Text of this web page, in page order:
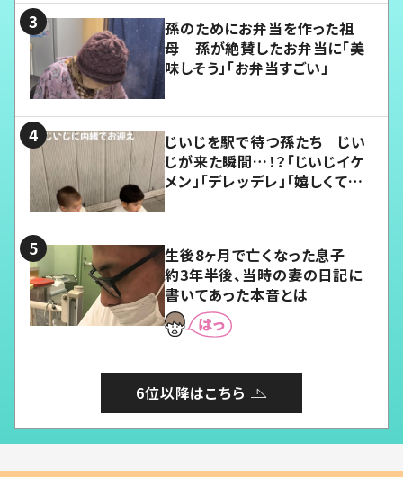
孫のためにお弁当を作った祖
母 孫が絶賛したお弁当に「美
味しそう」「お弁当すごい」
じいじを駅で待つ孫たち じい
じが来た瞬間…！？「じいじイケ
メン」「デレッデレ」「嬉しくて可
生後8ヶ月で亡くなった息子
約3年半後、当時の妻の日記に
書いてあった本音とは
6位以降はこちら